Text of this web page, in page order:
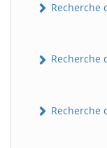
Recherche
Recherche
Recherche